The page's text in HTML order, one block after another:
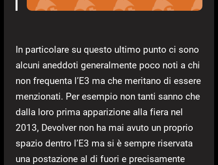
In particolare su questo ultimo punto ci sono
alcuni aneddoti generalmente poco noti a chi
non frequenta l’E3 ma che meritano di essere
menzionati. Per esempio non tanti sanno che
dalla loro prima apparizione alla fiera nel
2013, Devolver non ha mai avuto un proprio
spazio dentro l’E3 ma si è sempre riservata
una postazione al di fuori e precisamente